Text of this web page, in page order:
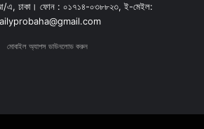
এ, ঢাকা। ফোন : ০১৭১৪-০৩৮৮২৩, ই-মেইল:
মোবাইল অ্যাপস ডাউনলোড করুন